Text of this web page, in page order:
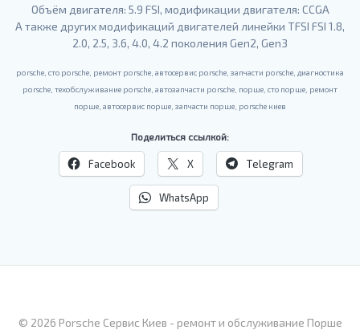
Объём двигателя: 5.9 FSI, модификации двигателя: CCGA
А также других модификаций двигателей линейки TFSI FSI 1.8,
2.0, 2.5, 3.6, 4.0, 4.2 поколения Gen2, Gen3
porsche, cто porsche, ремонт porsche, автосервис porsche, запчасти porsche, диагностика
porsche, техобслуживание porsche, автозапчасти porsche, порше, cто порше, ремонт
порше, автосервис порше, запчасти порше, porsche киев
Поделиться ссылкой:
Facebook X Telegram
WhatsApp
© 2026 Porsche Сервис Киев - ремонт и обслуживание Порше